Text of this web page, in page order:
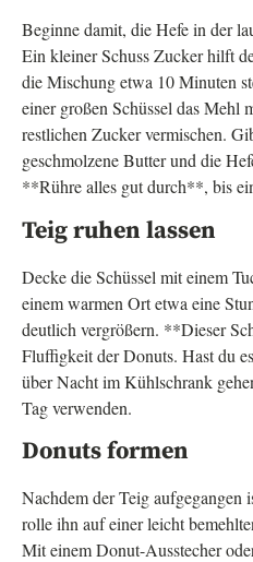
Beginne damit, die Hefe in der
Ein kleiner Schuss Zucker hilft
die Mischung etwa 10 Minuten
einer großen Schüssel das Mehl
restlichen Zucker vermischen.
geschmolzene Butter und die
**Rühre alles gut durch**, bis
Teig ruhen lassen
Decke die Schüssel mit einem
einem warmen Ort etwa eine
deutlich vergrößern. **Dieser
Fluffigkeit der Donuts. Hast du
über Nacht im Kühlschrank
Tag verwenden.
Donuts formen
Nachdem der Teig aufgegangen
rolle ihn auf einer leicht
Mit einem Donut-Ausstecher